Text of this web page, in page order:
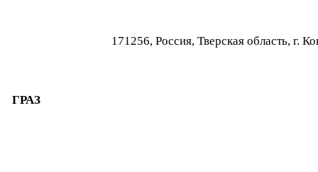
171256, Россия, Тверская область, г.
ГРАЗ